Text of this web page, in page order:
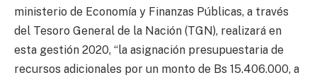
ministerio de Economía y Finanzas Públicas, a través
del Tesoro General de la Nación (TGN), realizará en
esta gestión 2020, “la asignación presupuestaria de
recursos adicionales por un monto de Bs 15.406.000, a